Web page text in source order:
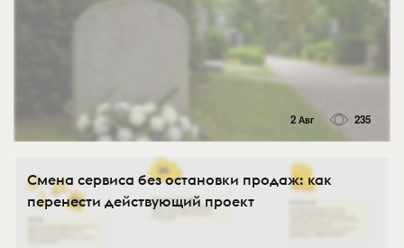
2 Авг 235
Смена сервиса без остановки продаж: как
перенести действующий проект